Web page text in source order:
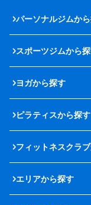
パーソナルジムか
スポーツジムから
ヨガから探す
ピラティスから探す
フィットネスクラ
エリアから探す